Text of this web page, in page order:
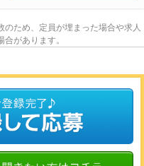
ため、定員が埋まった場合や求人
があります。